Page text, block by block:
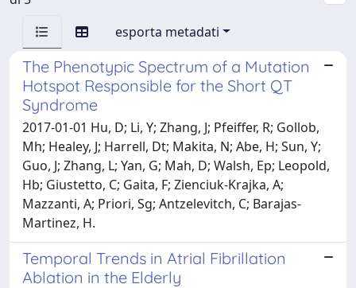
esporta metadati
The Phenotypic Spectrum of a Mutation
Hotspot Responsible for the Short QT
Syndrome
2017-01-01 Hu, D; Li, Y; Zhang, J; Pfeiffer, R; Gollob,
Mh; Healey, J; Harrell, Dt; Makita, N; Abe, H; Sun, Y;
Guo, J; Zhang, L; Yan, G; Mah, D; Walsh, Ep; Leopold,
Hb; Giustetto, C; Gaita, F; Zienciuk-Krajka, A;
Mazzanti, A; Priori, Sg; Antzelevitch, C; Barajas-
Martinez, H.
Temporal Trends in Atrial Fibrillation
Ablation in the Elderly